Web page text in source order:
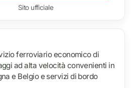
Sito ufficiale
ferroviario economico di
ad alta velocità convenienti in
e Belgio e servizi di bordo